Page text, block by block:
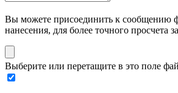
Вы можете присоединить к сообщению
нанесения, для более точного просчета
Выберите или перетащите в это поле